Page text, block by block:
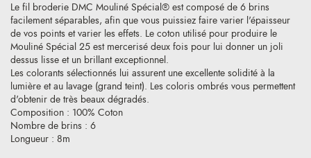
Le fil broderie DMC Mouliné Spécial® est composé de 6 brins
facilement séparables, afin que vous puissiez faire varier l'épaisseur
de vos points et varier les effets. Le coton utilisé pour produire le
Mouliné Spécial 25 est mercerisé deux fois pour lui donner un joli
dessus lisse et un brillant exceptionnel.
Les colorants sélectionnés lui assurent une excellente solidité à la
lumière et au lavage (grand teint). Les coloris ombrés vous permettent
d'obtenir de très beaux dégradés.
Composition : 100% Coton
Nombre de brins : 6
Longueur : 8m